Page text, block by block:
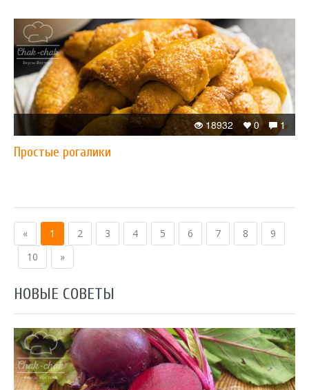
1
0
18932
Простые рогалики
« 1 2 3 4 5 6 7 8
9
10
»
НОВЫЕ СОВЕТЫ